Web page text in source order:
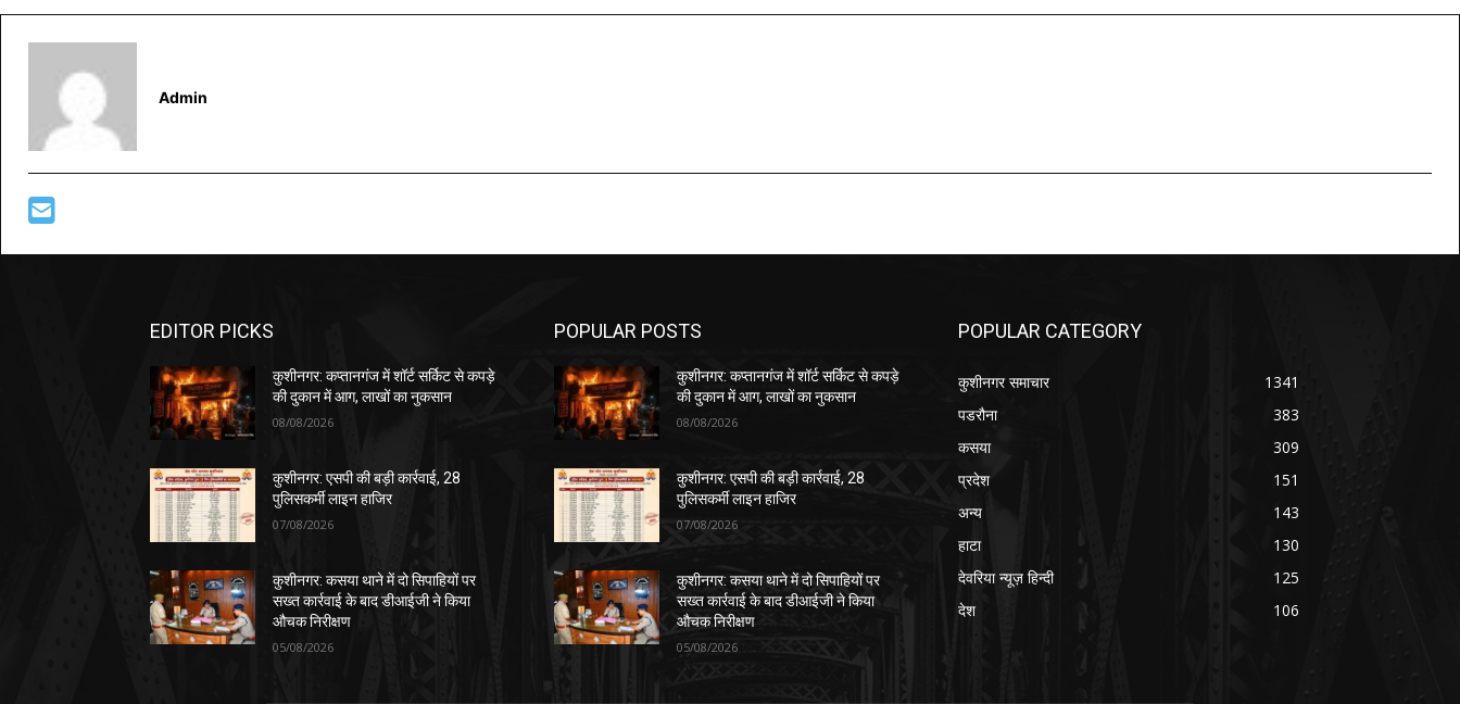
Admin
EDITOR PICKS
कुशीनगर: कप्तानगंज में शॉर्ट सर्किट से कपड़े
की दुकान में आग, लाखों का नुकसान
08/08/2026
कुशीनगर: एसपी की बड़ी कार्रवाई, 28
पुलिसकर्मी लाइन हाजिर
07/08/2026
कुशीनगर: कसया थाने में दो सिपाहियों पर
सख्त कार्रवाई के बाद डीआईजी ने किया
औचक निरीक्षण
05/08/2026
POPULAR POSTS
कुशीनगर: कप्तानगंज में शॉर्ट सर्किट से कपड़े
की दुकान में आग, लाखों का नुकसान
08/08/2026
कुशीनगर: एसपी की बड़ी कार्रवाई, 28
पुलिसकर्मी लाइन हाजिर
07/08/2026
कुशीनगर: कसया थाने में दो सिपाहियों पर
सख्त कार्रवाई के बाद डीआईजी ने किया
औचक निरीक्षण
05/08/2026
POPULAR CATEGORY
कुशीनगर समाचार
1341
पडरौना
383
कसया
309
प्रदेश
151
अन्य
143
हाटा
130
देवरिया न्यूज़ हिन्दी
125
देश
106